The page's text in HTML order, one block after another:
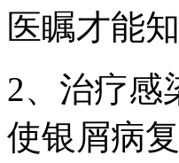
医瞩才能
2、治疗感
使银屑病